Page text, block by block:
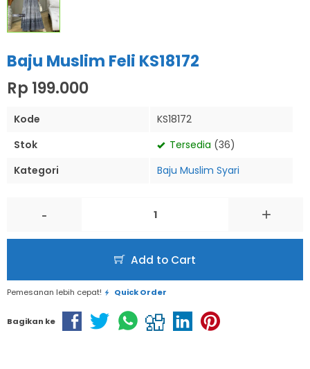
Baju Muslim Feli KS18172
Rp 199.000
Kode
KS18172
Stok
Tersedia (36)
Kategori
Baju Muslim Syari
- +
Add to Cart
Pemesanan lebih cepat! Quick Order
Bagikan ke